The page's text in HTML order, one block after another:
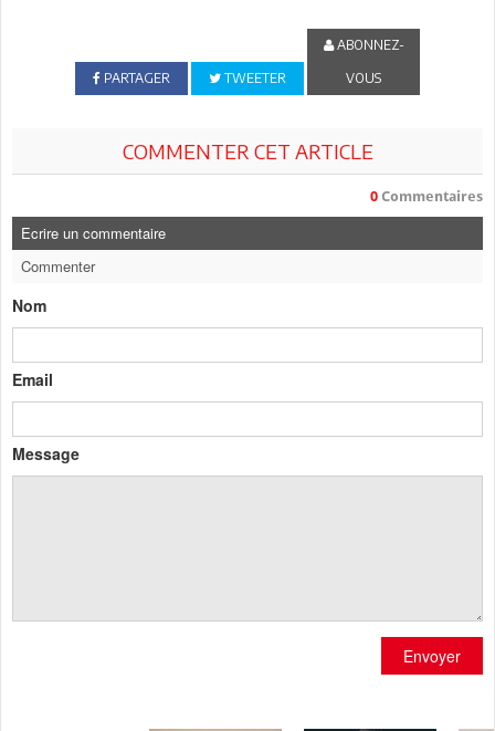
PARTAGER TWEETER
ABONNEZ-
VOUS
COMMENTER CET ARTICLE
0 Commentaires
Ecrire un commentaire
Commenter
Nom
Email
Message
Envoyer